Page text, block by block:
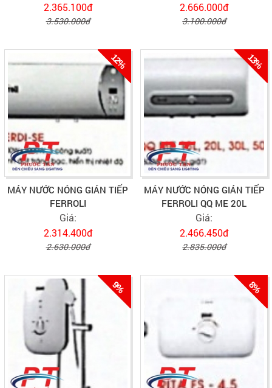
2.365.100đ
3.530.000đ
2.666.000đ
3.100.000đ
12%
MÁY NƯỚC NÓNG GIÁN TIẾP
FERROLI
Giá:
2.314.400đ
2.630.000đ
13%
MÁY NƯỚC NÓNG GIÁN TIẾP
FERROLI QQ ME 20L
Giá:
2.466.450đ
2.835.000đ
9% 8%